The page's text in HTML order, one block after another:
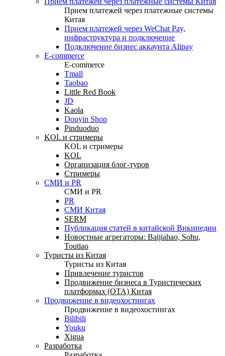
Прием платежей через платежные системы
Китая
Прием платежей через WeChat Pay,
инфраструктура и подключение
Подключение бизнес аккаунта Alipay
E-commerce
E-commerce
Tmall
Taobao
Little Red Book
JD
Kaola
Douyin Shop
Pinduoduo
KOL и стримеры
KOL и стримеры
KOL
Организация блог-туров
Стримеры
СМИ и PR
СМИ и PR
PR
СМИ Китая
SERM
Публикация статей в китайской Википедии
Новостные агрегаторы: Baijiahao, Sohu,
Toutiao
Туристы из Китая
Туристы из Китая
Привлечение туристов
Продвижение бизнеса в Туристических
платформах (OTA) Китая
Продвижение в видеохостингах
Продвижение в видеохостингах
Bilibili
Youku
Xigua
Разработка